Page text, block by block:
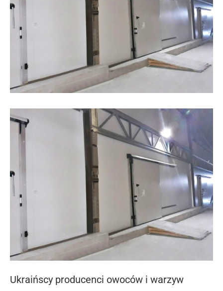
Ukraińscy producenci owoców i warzyw